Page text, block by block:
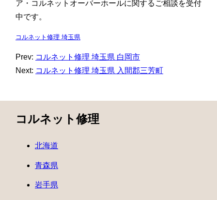
ア・コルネットオーバーホールに関するご相談を受付
中です。
コルネット修理 埼玉県
Prev: コルネット修理 埼玉県 白岡市
Next: コルネット修理 埼玉県 入間郡三芳町
コルネット修理
北海道
青森県
岩手県